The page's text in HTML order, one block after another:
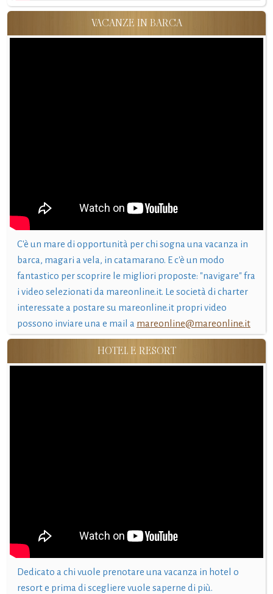
VACANZE IN BARCA
C'è un mare di opportunità per chi sogna una vacanza in
barca, magari a vela, in catamarano. E c'è un modo
fantastico per scoprire le migliori proposte: "navigare" fra
i video selezionati da mareonline.it. Le società di charter
interessate a postare su mareonline.it propri video
possono inviare una e mail a mareonline@mareonline.it
HOTEL E RESORT
Dedicato a chi vuole prenotare una vacanza in hotel o
resort e prima di scegliere vuole saperne di più.